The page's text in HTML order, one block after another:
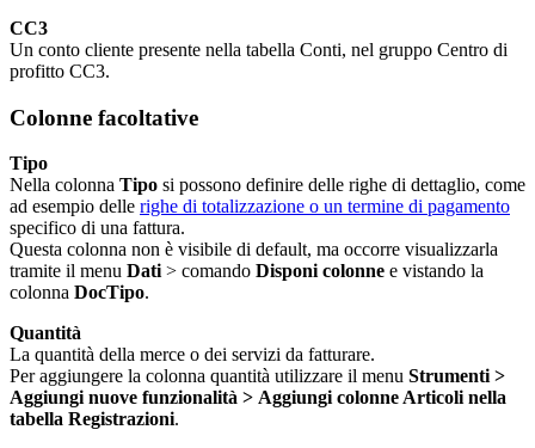
CC3
Un conto cliente presente nella tabella Conti, nel gruppo Centro di
profitto CC3.
Colonne facoltative
Tipo
Nella colonna Tipo si possono definire delle righe di dettaglio, come
ad esempio delle righe di totalizzazione o un termine di pagamento
specifico di una fattura.
Questa colonna non è visibile di default, ma occorre visualizzarla
tramite il menu Dati> comando Disponi colonne e vistando la
colonna DocTipo.
Quantità
La quantità della merce o dei servizi da fatturare.
Per aggiungere la colonna quantità utilizzare il menu Strumenti >
Aggiungi nuove funzionalità > Aggiungi colonne Articoli nella
tabella Registrazioni.